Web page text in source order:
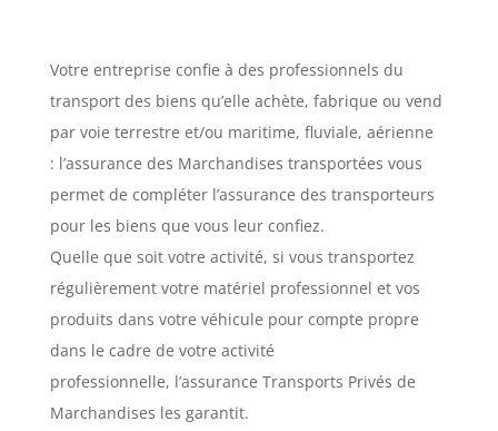
Votre entreprise confie à des professionnels du
transport des biens qu’elle achète, fabrique ou vend
par voie terrestre et/ou maritime, fluviale, aérienne
: l’assurance des Marchandises transportées vous
permet de compléter l’assurance des transporteurs
pour les biens que vous leur confiez.
Quelle que soit votre activité, si vous transportez
régulièrement votre matériel professionnel et vos
produits dans votre véhicule pour compte propre
dans le cadre de votre activité
professionnelle, l’assurance Transports Privés de
Marchandises les garantit.